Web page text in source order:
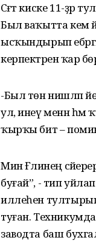
Сәғәт киске 11-
Был ваҡытта кем
ысҡындырып
керпектәренә ҡар
-Был төн нишләп
ул, инеү менән һәм
ҡырҡы бит –
Мин Ғәлиәнең
буғай”, - тип
иллеһен тултырып
туған.
заводта баш